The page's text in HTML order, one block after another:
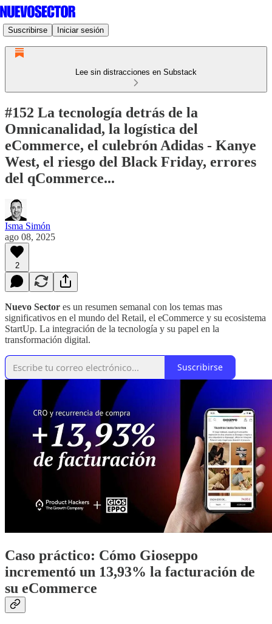
Suscribirse Iniciar sesión
Lee sin distracciones en Substack
#152 La tecnología detrás de la
Omnicanalidad, la logística del
eCommerce, el culebrón Adidas - Kanye
West, el riesgo del Black Friday, errores
del qCommerce...
Isma Simón
ago 08, 2025
2
Nuevo Sector es un resumen semanal con los temas mas
significativos en el mundo del Retail, el eCommerce y su ecosistema
StartUp. La integración de la tecnología y su papel en la
transformación digital.
Suscribirse
Caso práctico: Cómo Gioseppo
incrementó un 13,93% la facturación de
su eCommerce